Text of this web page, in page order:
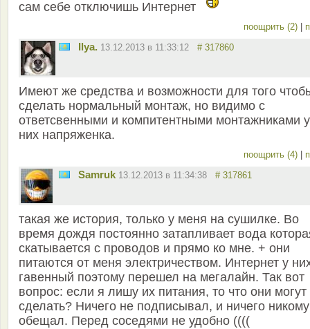
сам себе отключишь Интернет
поощрить (2)
Ilya. 13.12.2013 в 11:33:12 # 317860
Имеют же средства и возможности для того
сделать нормальный монтаж, но видимо с
ответсвенными и компитентными монтажниками у
них напряженка.
поощрить (4)
Samruk 13.12.2013 в 11:34:38 # 317861
такая же история, только у меня на сушилке. Во
время дождя постоянно затапливает вода
скатывается с проводов и прямо ко мне. + они
питаются от меня электричеством. Интернет у
гавенный поэтому перешел на мегалайн. Так вот
вопрос: если я лишу их питания, то что они могут
сделать? Ничего не подписывал, и ничего
обещал. Перед соседями не удобно ((((